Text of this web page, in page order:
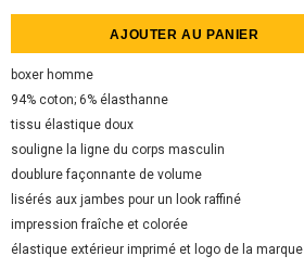
boxer homme
94% coton; 6% élasthanne
tissu élastique doux
souligne la ligne du corps masculin
doublure façonnante de volume
lisérés aux jambes pour un look raffiné
impression fraîche et colorée
élastique extérieur imprimé et logo de la marque